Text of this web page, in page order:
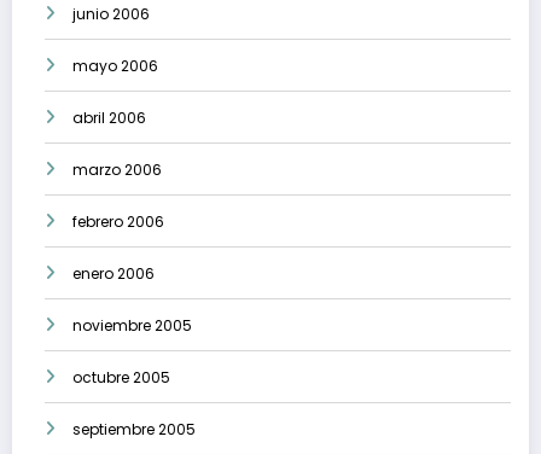
junio 2006
mayo 2006
abril 2006
marzo 2006
febrero 2006
enero 2006
noviembre 2005
octubre 2005
septiembre 2005